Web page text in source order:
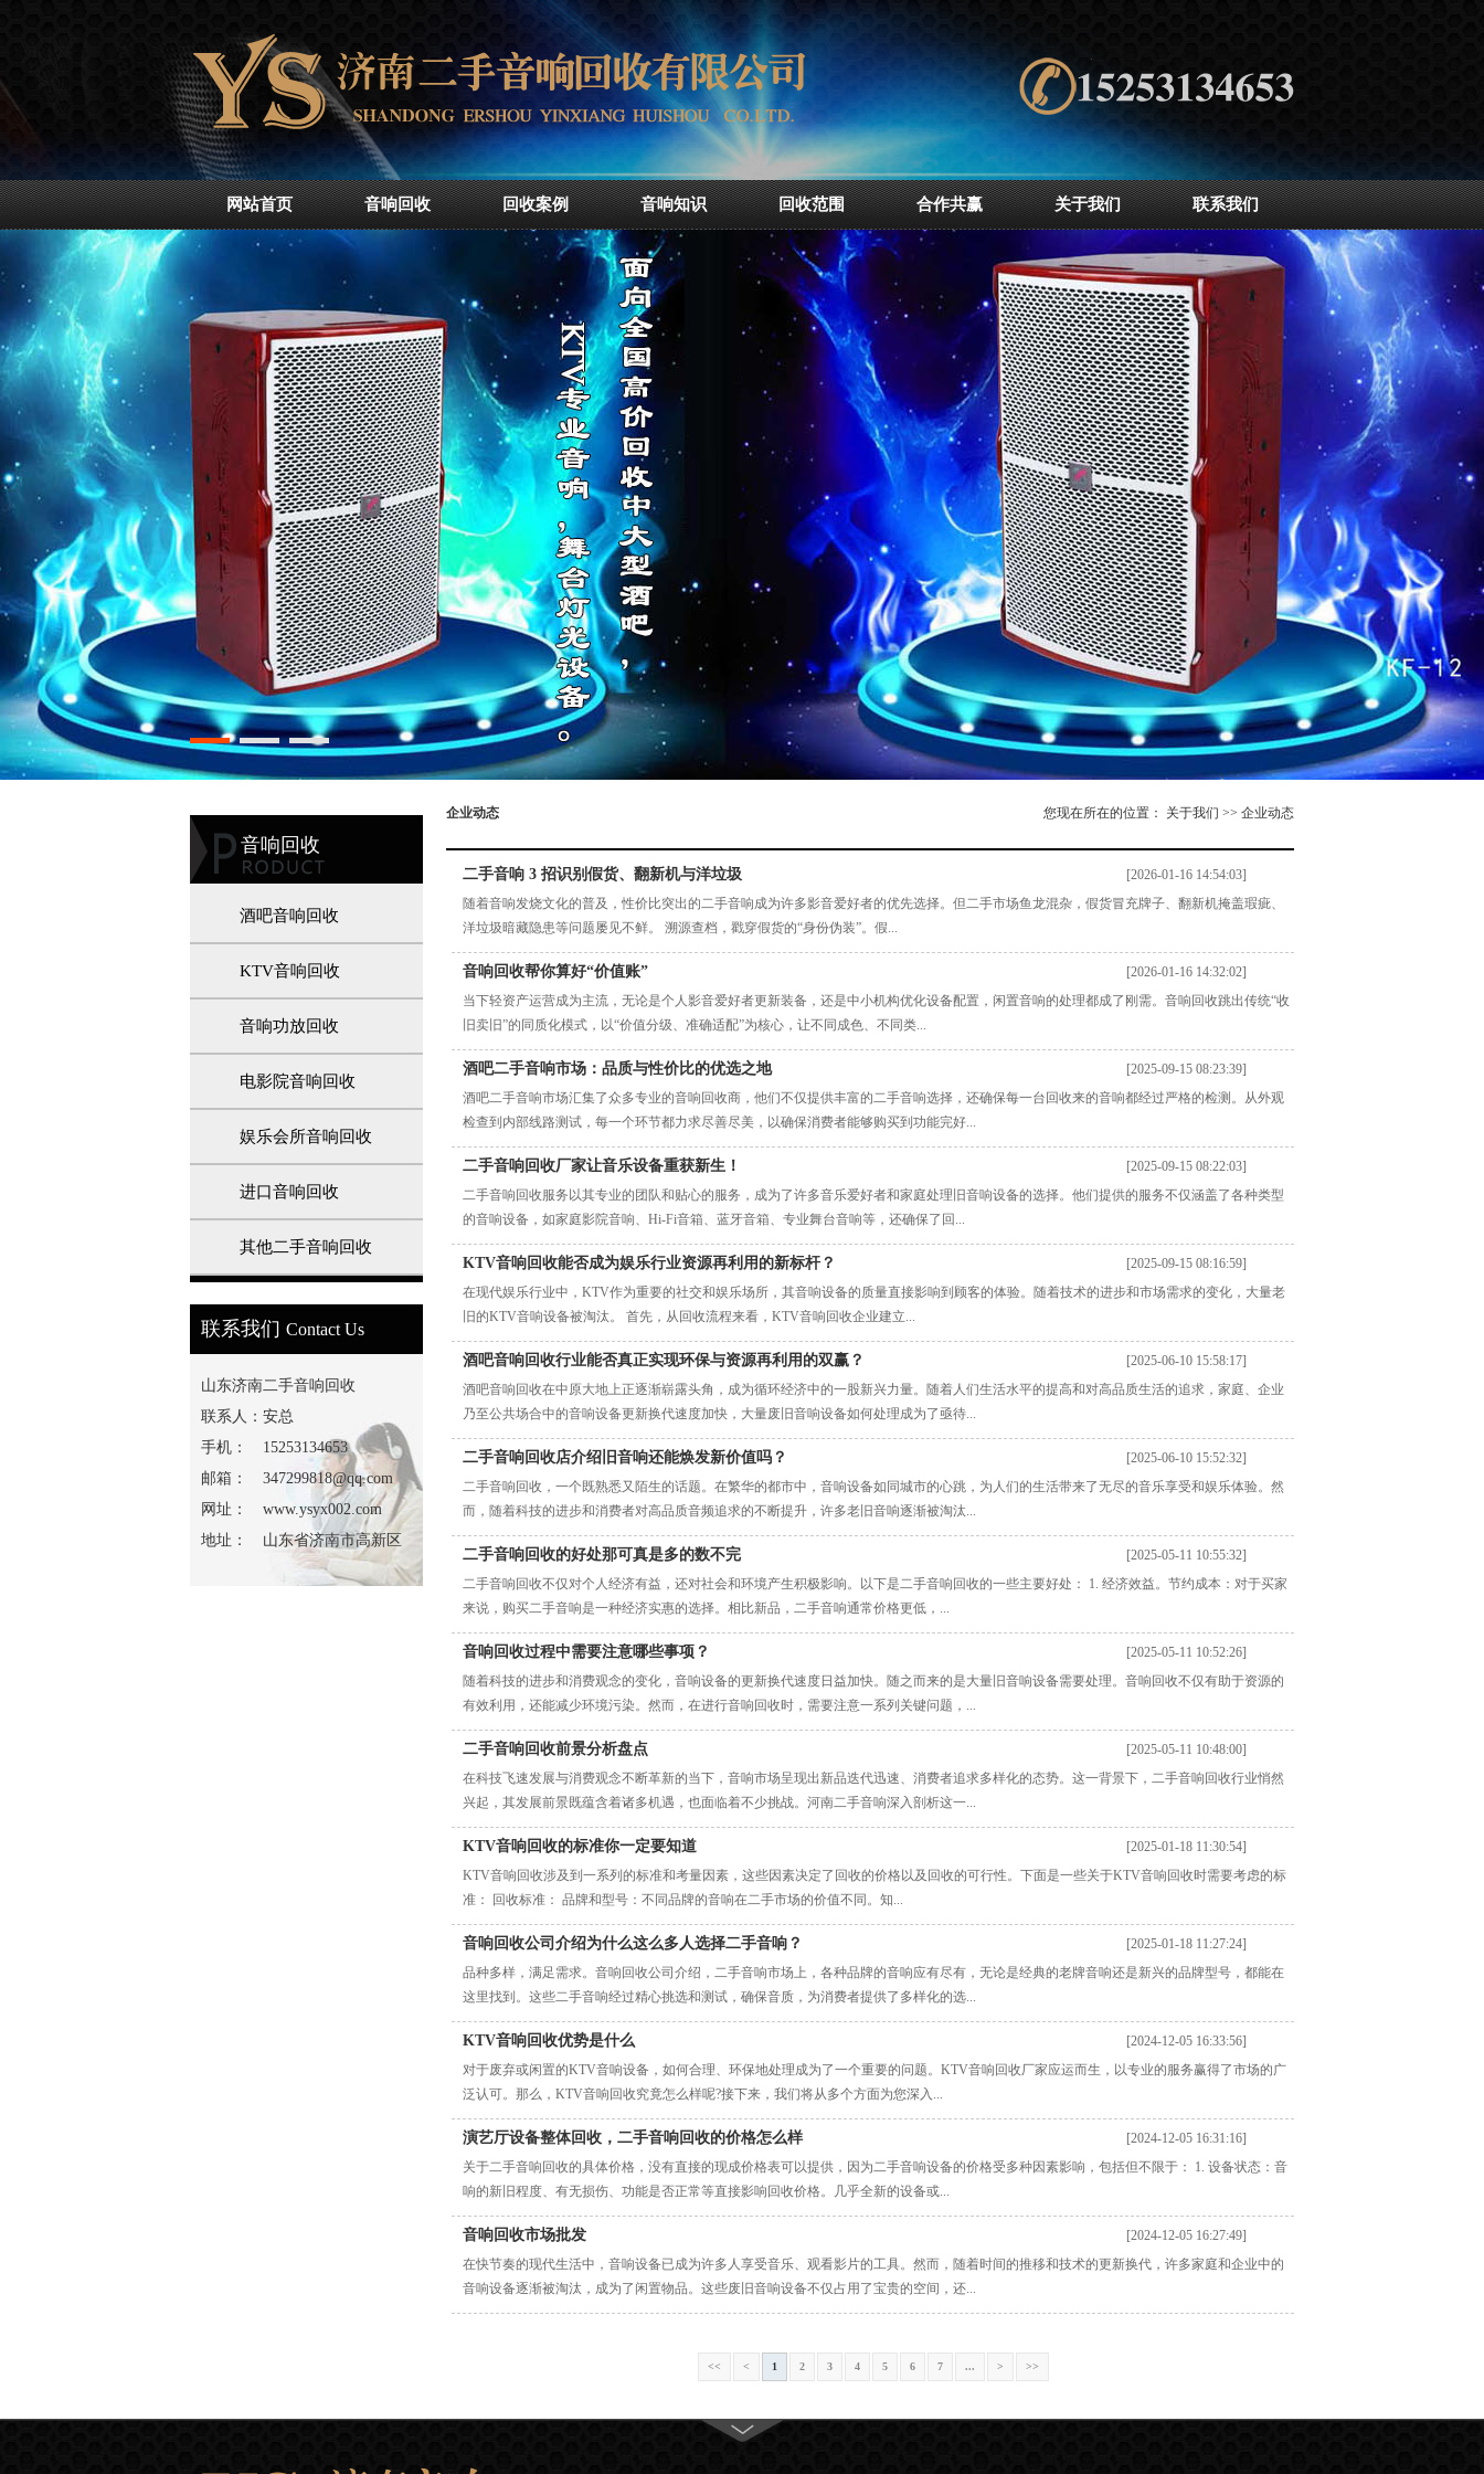
网站首页 音响回收 回收案例 音响知识 回收范围 合作共赢 关于我们 联系我们
音响回收
酒吧音响回收
KTV音响回收
音响功放回收
电影院音响回收
娱乐会所音响回收
进口音响回收
其他二手音响回收
联系我们 Contact Us
山东济南二手音响回收
联系人：
手机：
邮箱：
网址：
地址：
安总
15253134653
347299818@qq.com
www.ysyx002.com
山东省济南市高新区
企业动态 您现在所在的位置： 关于我们 >> 企业动态
[2026-01-16 14:54:03]
二手音响 3 招识别假货、翻新机与洋垃圾
随着音响发烧文化的普及，性价比突出的二手音响成为许多影音爱好者的优先选择。但二手市场鱼龙混杂，假货冒充牌子、翻新机掩盖瑕疵、
洋垃圾暗藏隐患等问题屡见不鲜。 溯源查档，戳穿假货的“身份伪装”。假...
[2026-01-16 14:32:02]
音响回收帮你算好“价值账”
当下轻资产运营成为主流，无论是个人影音爱好者更新装备，还是中小机构优化设备配置，闲置音响的处理都成了刚需。音响回收跳出传统“收
旧卖旧”的同质化模式，以“价值分级、准确适配”为核心，让不同成色、不同类...
[2025-09-15 08:23:39]
酒吧二手音响市场：品质与性价比的优选之地
酒吧二手音响市场汇集了众多专业的音响回收商，他们不仅提供丰富的二手音响选择，还确保每一台回收来的音响都经过严格的检测。从外观
检查到内部线路测试，每一个环节都力求尽善尽美，以确保消费者能够购买到功能完好...
[2025-09-15 08:22:03]
二手音响回收厂家让音乐设备重获新生！
二手音响回收服务以其专业的团队和贴心的服务，成为了许多音乐爱好者和家庭处理旧音响设备的选择。他们提供的服务不仅涵盖了各种类型
的音响设备，如家庭影院音响、Hi-Fi音箱、蓝牙音箱、专业舞台音响等，还确保了回...
[2025-09-15 08:16:59]
KTV音响回收能否成为娱乐行业资源再利用的新标杆？
在现代娱乐行业中，KTV作为重要的社交和娱乐场所，其音响设备的质量直接影响到顾客的体验。随着技术的进步和市场需求的变化，大量老
旧的KTV音响设备被淘汰。 首先，从回收流程来看，KTV音响回收企业建立...
[2025-06-10 15:58:17]
酒吧音响回收行业能否真正实现环保与资源再利用的双赢？
酒吧音响回收在中原大地上正逐渐崭露头角，成为循环经济中的一股新兴力量。随着人们生活水平的提高和对高品质生活的追求，家庭、企业
乃至公共场合中的音响设备更新换代速度加快，大量废旧音响设备如何处理成为了亟待...
[2025-06-10 15:52:32]
二手音响回收店介绍旧音响还能焕发新价值吗？
二手音响回收，一个既熟悉又陌生的话题。在繁华的都市中，音响设备如同城市的心跳，为人们的生活带来了无尽的音乐享受和娱乐体验。然
而，随着科技的进步和消费者对高品质音频追求的不断提升，许多老旧音响逐渐被淘汰...
[2025-05-11 10:55:32]
二手音响回收的好处那可真是多的数不完
二手音响回收不仅对个人经济有益，还对社会和环境产生积极影响。以下是二手音响回收的一些主要好处： 1. 经济效益。节约成本：对于买家
来说，购买二手音响是一种经济实惠的选择。相比新品，二手音响通常价格更低，...
[2025-05-11 10:52:26]
音响回收过程中需要注意哪些事项？
随着科技的进步和消费观念的变化，音响设备的更新换代速度日益加快。随之而来的是大量旧音响设备需要处理。音响回收不仅有助于资源的
有效利用，还能减少环境污染。然而，在进行音响回收时，需要注意一系列关键问题，...
[2025-05-11 10:48:00]
二手音响回收前景分析盘点
在科技飞速发展与消费观念不断革新的当下，音响市场呈现出新品迭代迅速、消费者追求多样化的态势。这一背景下，二手音响回收行业悄然
兴起，其发展前景既蕴含着诸多机遇，也面临着不少挑战。河南二手音响深入剖析这一...
[2025-01-18 11:30:54]
KTV音响回收的标准你一定要知道
KTV音响回收涉及到一系列的标准和考量因素，这些因素决定了回收的价格以及回收的可行性。下面是一些关于KTV音响回收时需要考虑的标
准： 回收标准： 品牌和型号：不同品牌的音响在二手市场的价值不同。知...
[2025-01-18 11:27:24]
音响回收公司介绍为什么这么多人选择二手音响？
品种多样，满足需求。音响回收公司介绍，二手音响市场上，各种品牌的音响应有尽有，无论是经典的老牌音响还是新兴的品牌型号，都能在
这里找到。这些二手音响经过精心挑选和测试，确保音质，为消费者提供了多样化的选...
[2024-12-05 16:33:56]
KTV音响回收优势是什么
对于废弃或闲置的KTV音响设备，如何合理、环保地处理成为了一个重要的问题。KTV音响回收厂家应运而生，以专业的服务赢得了市场的广
泛认可。那么，KTV音响回收究竟怎么样呢?接下来，我们将从多个方面为您深入...
[2024-12-05 16:31:16]
演艺厅设备整体回收，二手音响回收的价格怎么样
关于二手音响回收的具体价格，没有直接的现成价格表可以提供，因为二手音响设备的价格受多种因素影响，包括但不限于： 1. 设备状态：音
响的新旧程度、有无损伤、功能是否正常等直接影响回收价格。几乎全新的设备或...
[2024-12-05 16:27:49]
音响回收市场批发
在快节奏的现代生活中，音响设备已成为许多人享受音乐、观看影片的工具。然而，随着时间的推移和技术的更新换代，许多家庭和企业中的
音响设备逐渐被淘汰，成为了闲置物品。这些废旧音响设备不仅占用了宝贵的空间，还...
<< < 1 2 3 4 5 6 7 ... > >>